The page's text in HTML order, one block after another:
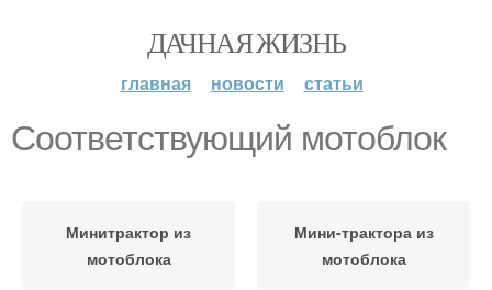
ДАЧНАЯ ЖИЗНЬ
главная новости статьи
Соответствующий мотоблок
Минитрактор из
мотоблока
Мини-трактора из
мотоблока